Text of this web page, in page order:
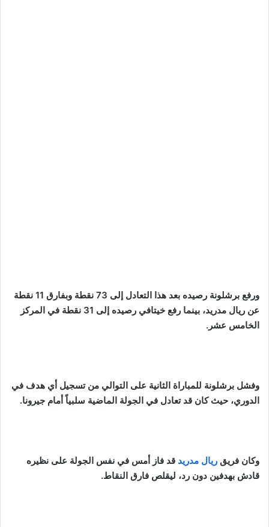
ورفع برشلونة رصيده بعد هذا التعادل إلى 73 نقطة وبفارق 11 نقطة
عن ريال مدريد، بينما رفع خيتافي رصيده إلى 31 نقطة في المركز
الخامس عشر.
وفشل برشلونة للمباراة الثانية على التوالي من تسجيل أي هدف في
الدوري، حيث كان قد تعادل في الجولة الماضية سلبياً أمام جيرونا.
وكان فريق ريال مدريد قد فاز أمس في نفس الجولة على نظيره
قادش بهدفين دون رد، ليقلص فارق النقاط.